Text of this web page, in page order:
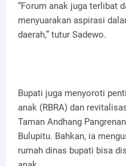
“Forum anak juga terlibat
menyuarakan aspirasi
daerah,” tutur Sadewo.
Bupati juga menyoroti
anak (RBRA) dan
Taman Andhang
Bulupitu. Bahkan, ia
rumah dinas bupati bisa